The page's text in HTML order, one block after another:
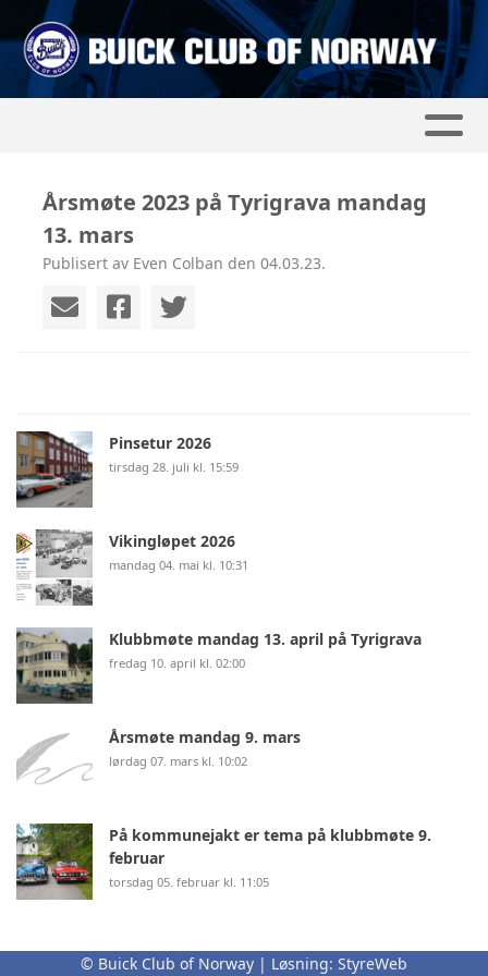
Årsmøte 2023 på Tyrigrava mandag
13. mars
Publisert av Even Colban den 04.03.23.
Pinsetur 2026
tirsdag 28. juli kl. 15:59
Vikingløpet 2026
mandag 04. mai kl. 10:31
Klubbmøte mandag 13. april på Tyrigrava
fredag 10. april kl. 02:00
Årsmøte mandag 9. mars
lørdag 07. mars kl. 10:02
På kommunejakt er tema på klubbmøte 9.
februar
torsdag 05. februar kl. 11:05
© Buick Club of Norway | Løsning: StyreWeb